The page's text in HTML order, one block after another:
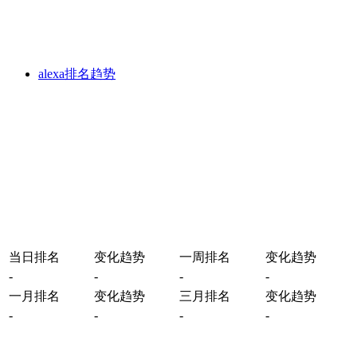
alexa排名趋势
当日排名 变化趋势 一周排名
变化趋势
-
- -
-
一月排名
变化趋势 三月排名
变化趋势
-
- - -